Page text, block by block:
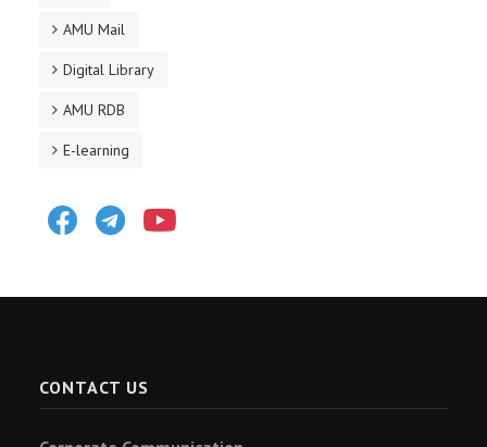
AMU Mail
Digital Library
AMU RDB
E-learning
FacebookTelegram
CONTACT US